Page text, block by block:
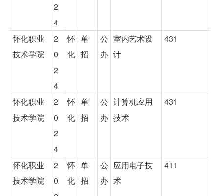
2
4
怀化职业
技术学院
2
0
2
4
怀
化
单
招
公
办
室内艺术设
计
431
怀化职业
技术学院
2
0
2
4
怀
化
单
招
公
办
计算机应用
技术
431
怀化职业
技术学院
2
0
怀
化
单
招
公
办
应用电子技
术
411